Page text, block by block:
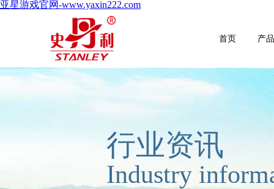
亚星游戏官网-www.yaxin222.com
首页 产
行业资讯
Industry